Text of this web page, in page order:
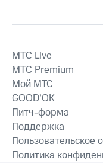
MTС Live
MTС Premium
Мой МТС
GOOD’OK
Питч-форма
Поддержка
Пользовательское
Политика